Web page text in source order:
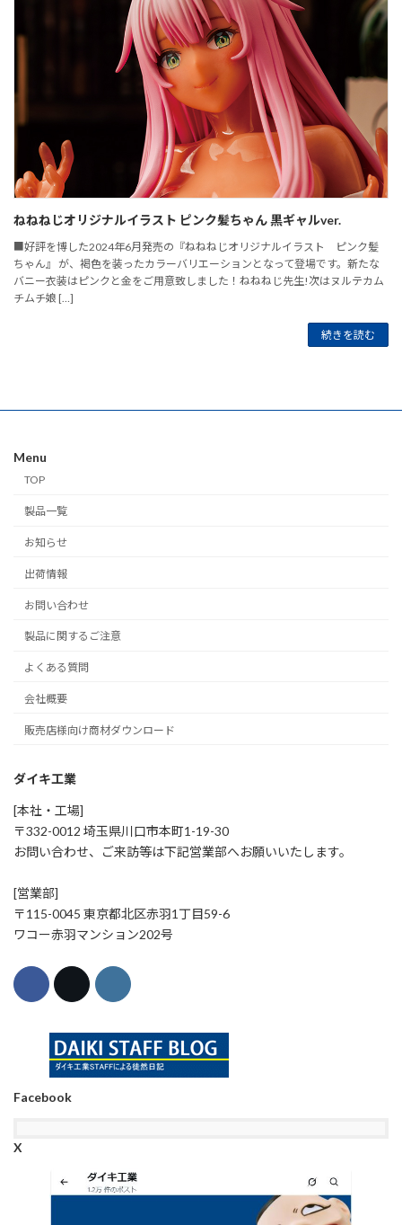
ねねねじオリジナルイラスト ピンク髪ちゃん 黒ギャルver.
■好評を博した2024年6月発売の『ねねねじオリジナルイラスト ピンク髪
ちゃん』 が、褐色を装ったカラーバリエーションとなって登場です。新たな
バニー衣装はピンクと金をご用意致しました！ねねねじ先生!次はヌルテカム
チムチ娘 […]
続きを読む
Menu
TOP
製品一覧
お知らせ
出荷情報
お問い合わせ
製品に関するご注意
よくある質問
会社概要
販売店様向け商材ダウンロード
ダイキ工業
[本社・工場]
〒332-0012 埼玉県川口市本町1-19-30
お問い合わせ、ご来訪等は下記営業部へお願いいたします。
[営業部]
〒115-0045 東京都北区赤羽1丁目59-6
ワコー赤羽マンション202号
Facebook
X